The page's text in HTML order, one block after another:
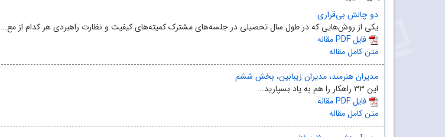
دو چالش بی‌قراری
یکی از روش‌هایی که در طول سال تحصیلی در جلسه‌های مشترک کمیته‌های کیفیت و نظارت راهبردی هر کدام از مع...
مقاله PDF فایل
متن کامل مقاله
مدیران هنرمند، مدیران زیبابین، بخش ششم
این ۳۳ راهکار را هم به یاد بسپارید...
مقاله PDF فایل
متن کامل مقاله